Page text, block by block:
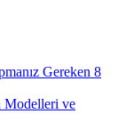
Gereken 8
Modelleri ve